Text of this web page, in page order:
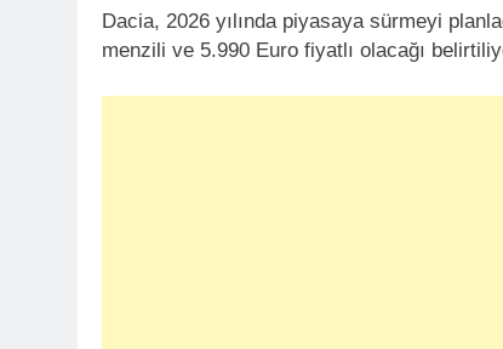
Dacia, 2026 yılında piyasaya sürmeyi
menzili ve 5.990 Euro fiyatlı olacağı